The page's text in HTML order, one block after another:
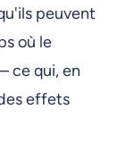
peuvent
où le
ce qui, en
effets